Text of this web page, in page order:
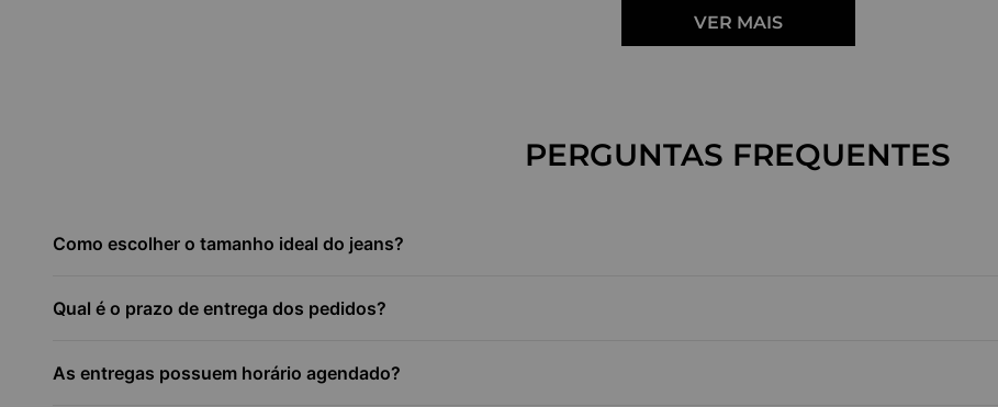
PERGUNTAS FREQUENTES
Como escolher o tamanho ideal do jeans?
Qual é o prazo de entrega dos pedidos?
As entregas possuem horário agendado?